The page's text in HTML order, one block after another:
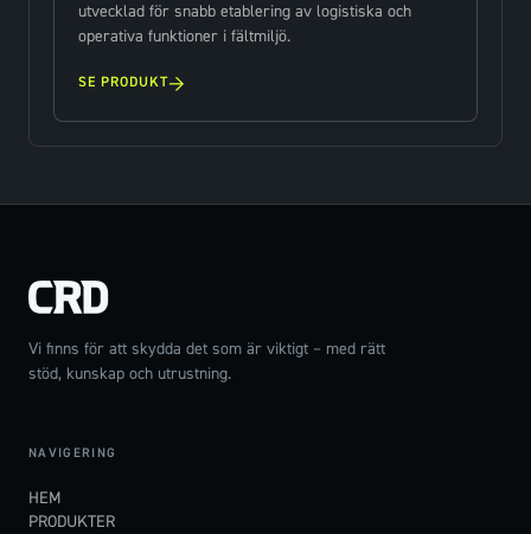
utvecklad för snabb etablering av logistiska och
operativa funktioner i fältmiljö.
SE PRODUKT→
Vi finns för att skydda det som är viktigt – med rätt
stöd, kunskap och utrustning.
NAVIGERING
HEM
PRODUKTER